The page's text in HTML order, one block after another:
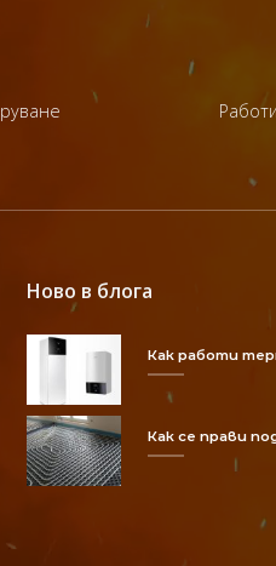
Ново в блога
Как работи
Как се прави